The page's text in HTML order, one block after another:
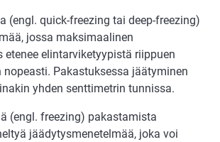
(engl. quick-freezing tai deep-freezing)
jossa maksimaalinen
etenee elintarviketyypistä riippuen
Pakastuksessa jäätyminen
yhden senttimetrin tunnissa.
(engl. freezing) pakastamista
jäädytysmenetelmää, joka voi